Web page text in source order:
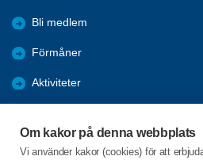
Om kakor på denna webbplats
Vi använder kakor (cookies) för att
Bli medlem
Förmåner
Aktiviteter
Samhällsinformation